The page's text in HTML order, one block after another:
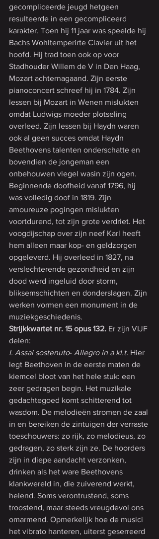
gecompliceerde jeugd hetgeen
resulteerde in een gecompliceerd
karakter. Toen hij 11 jaar was speelde hij
Bachs Wohltemperirte Clavier uit het
hoofd. Hij trad toen ook op voor
Stadhouder Willem de V in Den Haag,
Mozart achternagaand. Zijn eerste
pianoconcert schreef hij in 1784. Zijn
lessen bij Mozart in Wenen mislukten
omdat Ludwigs moeder plotseling
overleed. Zijn lessen bij Haydn waren
ook al geen succes omdat Haydn
Beethovens talenten onderschatte en
bovendien de jongeman een
onbehouwen vlegel wasin zijn ogen.
Beginnende doofheid vanaf 1796, hij
was volledig doof in 1819. Zijn
amoureuze pogingen mislukten
voortdurend, tot zijn grote verdriet. Het
voogdijschap over zijn neef Karl heeft
hem alleen maar kop- en geldzorgen
opgeleverd. Hij overleed in 1827, na
verslechterende gezondheid en zijn
dood werd ingeluid door storm,
bliksemschichten en donderslagen. Zijn
werken vormen een monument in de
muziekgeschiedenis.
Strijkkwartet nr. 15 opus 132. Er zijn VIJF
delen:
I. Assai sostenuto- Allegro in a kl.t. Hier
legt Beethoven in de eerste maten de
kiemcel bloot van het hele stuk: een
zeer gedragen begin. Het muzikale
gedachtegoed komt schitterend tot
wasdom. De melodieën stromen de zaal
in en bereiken de zintuigen der verraste
toeschouwers: zo rijk, zo melodieus, zo
gedragen, zo sterk zijn ze. De hoorders
zijn in diepe aandacht verzonken,
drinken als het ware Beethovens
klankwereld in, die zuiverend werkt,
helend. Soms verontrustend, soms
troostend, maar steeds vreugdevol ons
omarmend. Opmerkelijk hoe de musici
het vibrato hanteren, uiterst geserreerd